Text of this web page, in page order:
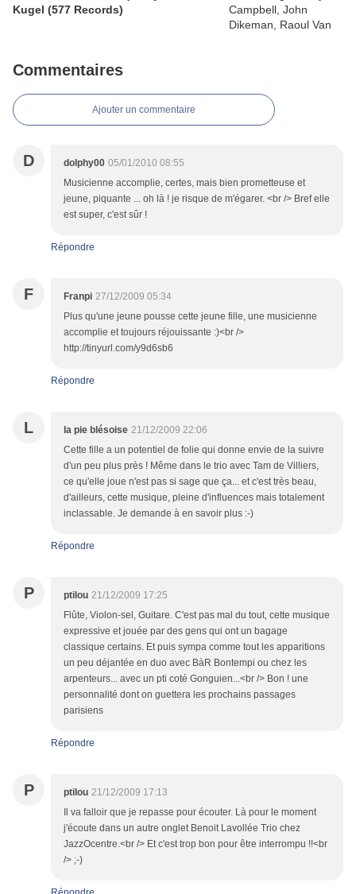
Kugel (577 Records)
Commentaires
Ajouter un commentaire
D dolphy00 05/01/2010 08:55
Musicienne accomplie, certes, mais bien prometteuse et
jeune, piquante ... oh là ! je risque de m'égarer. <br /> Bref elle
est super, c'est sûr !
Répondre
F Franpi 27/12/2009 05:34
Plus qu'une jeune pousse cette jeune fille, une musicienne
accomplie et toujours réjouissante :)<br />
http://tinyurl.com/y9d6sb6
Répondre
L la pie blésoise 21/12/2009 22:06
Cette fille a un potentiel de folie qui donne envie de la suivre
d'un peu plus près ! Même dans le trio avec Tam de Villiers,
ce qu'elle joue n'est pas si sage que ça... et c'est très beau,
d'ailleurs, cette musique, pleine d'influences mais totalement
inclassable. Je demande à en savoir plus :-)
Répondre
P ptilou 21/12/2009 17:25
Flûte, Violon-sel, Guitare. C'est pas mal du tout, cette musique
expressive et jouée par des gens qui ont un bagage
classique certains. Et puis sympa comme tout les apparitions
un peu déjantée en duo avec BàR Bontempi ou chez les
arpenteurs... avec un pti coté Gonguien...<br /> Bon ! une
personnalité dont on guettera les prochains passages
parisiens
Répondre
P ptilou 21/12/2009 17:13
Il va falloir que je repasse pour écouter. Là pour le moment
j'écoute dans un autre onglet Benoit Lavollée Trio chez
JazzOcentre.<br /> Et c'est trop bon pour être interrompu !!<br
/> ;-)